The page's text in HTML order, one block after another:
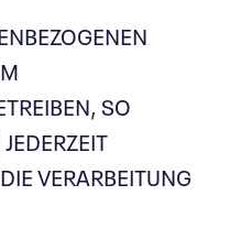
SO
VERARBEITUNG